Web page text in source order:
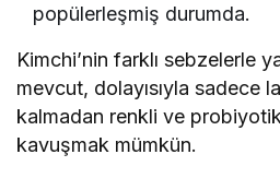
popülerleşmiş durumda.
Kimchi’nin farklı sebzelerle
mevcut, dolayısıyla sadece
kalmadan renkli ve
kavuşmak mümkün.